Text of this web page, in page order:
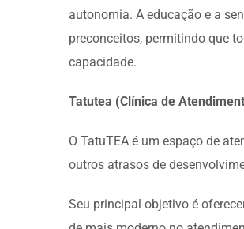
autonomia. A educação e a
preconceitos, permitindo que
capacidade.
Tatutea (Clínica de
O TatuTEA é um espaço de
outros atrasos de
Seu principal objetivo é